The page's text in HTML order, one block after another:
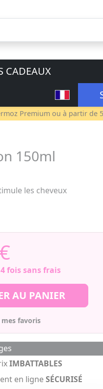
CADEAUX
Premium ou à partir de
150ml
les cheveux
€
fois sans frais
AU PANIER
favoris
IMBATTABLES
en ligneSÉCURISÉ